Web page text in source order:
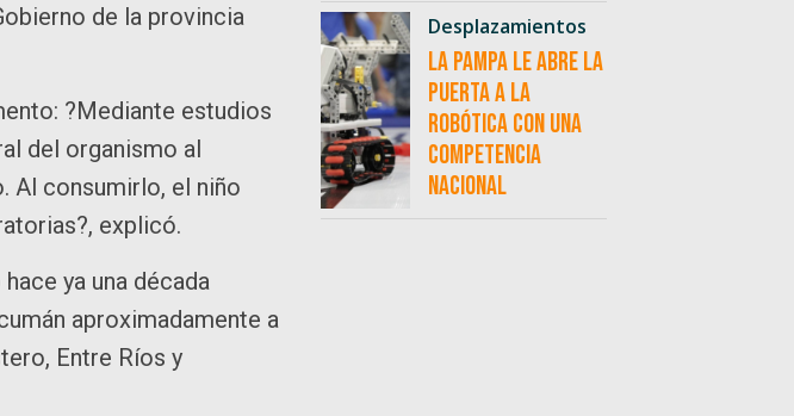
de la provincia
?Mediante estudios
del organismo al
Al consumirlo, el niño
explicó.
ya una década
aproximadamente a
Entre Ríos y
Desplazamientos
La Pampa le abre la
puerta a la
robótica con una
competencia
nacional